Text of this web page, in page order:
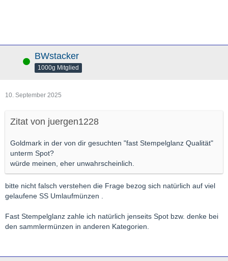
Online BWstacker
1000g Mitglied
10. September 2025
Zitat von juergen1228
Goldmark in der von dir gesuchten "fast Stempelglanz Qualität"
unterm Spot?
würde meinen, eher unwahrscheinlich.
bitte nicht falsch verstehen die Frage bezog sich natürlich auf viel
gelaufene SS Umlaufmünzen .
Fast Stempelglanz zahle ich natürlich jenseits Spot bzw. denke bei
den sammlermünzen in anderen Kategorien.